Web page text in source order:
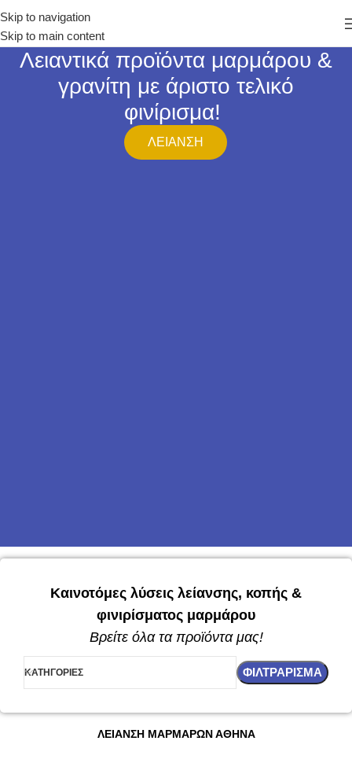
Skip to navigation
Skip to main content
Λειαντικά προϊόντα μαρμάρου &
γρανίτη με άριστο τελικό
φινίρισμα!
ΛΕΙΑΝΣΗ
Καινοτόμες λύσεις λείανσης, κοπής &
φινιρίσματος μαρμάρου
Βρείτε όλα τα προϊόντα μας!
ΚΑΤΗΓΟΡΊΕΣ ΦΙΛΤΡΆΡΙΣΜΑ
ΛΕΙΑΝΣΗ ΜΑΡΜΑΡΩΝ ΑΘΗΝΑ